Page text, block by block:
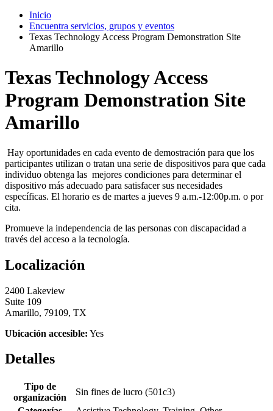
Inicio
Encuentra servicios, grupos y eventos
Texas Technology Access Program Demonstration Site
Amarillo
Texas Technology Access
Program Demonstration Site
Amarillo
Hay oportunidades en cada evento de demostración para que los
participantes utilizan o tratan una serie de dispositivos para que cada
individuo obtenga las mejores condiciones para determinar el
dispositivo más adecuado para satisfacer sus necesidades
específicas. El horario es de martes a jueves 9 a.m.-12:00p.m. o por
cita.
Promueve la independencia de las personas con discapacidad a
través del acceso a la tecnología.
Localización
2400 Lakeview
Suite 109
Amarillo, 79109, TX
Ubicación accesible: Yes
Detalles
Tipo de
organización
Sin fines de lucro (501c3)